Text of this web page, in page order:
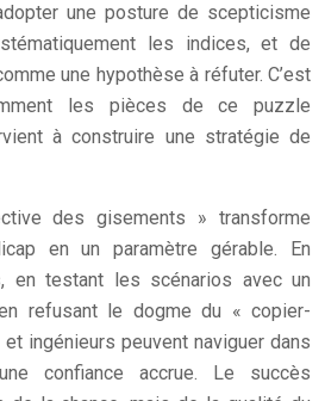
une posture de scepticisme
les indices, et de
une hypothèse à réfuter. C’est
les pièces de ce puzzle
à construire une stratégie de
des gisements » transforme
en un paramètre gérable. En
en testant les scénarios avec un
refusant le dogme du « copier-
ingénieurs peuvent naviguer dans
confiance accrue. Le succès